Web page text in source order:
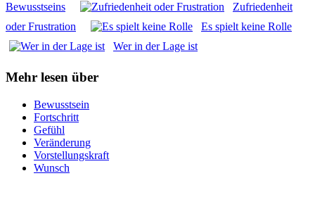
Bewusst­seins
Zufrie­den­heit
oder Frus­tra­ti­on
Es spielt kei­ne Rol­le
Wer in der Lage ist
Mehr lesen über
Bewusstsein
Fortschritt
Gefühl
Veränderung
Vorstellungskraft
Wunsch